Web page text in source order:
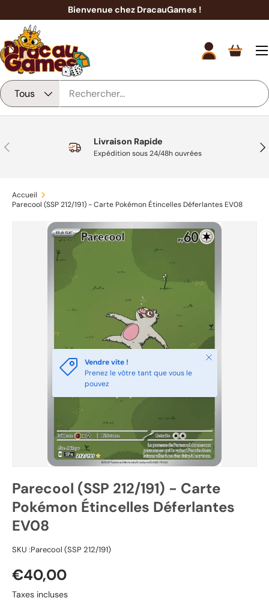
Aller au contenu
Bienvenue chez DracauGames !
Recherche
Type de produit
Tous
Se connecter
Panier
Précédent Livraison Rapide
Expédition sous 24/48h ouvrées
Accueil
Parecool (SSP 212/191) - Carte Pokémon Étincelles Déferlantes EV08
Passer aux informations produits
Vendre vite !
Prenez le vôtre tant que vous le
pouvez
Fermer
Parecool (SSP 212/191) - Carte
Pokémon Étincelles Déferlantes
EV08
SKU :Parecool (SSP 212/191)
Prix habituel
€40,00
Taxes incluses